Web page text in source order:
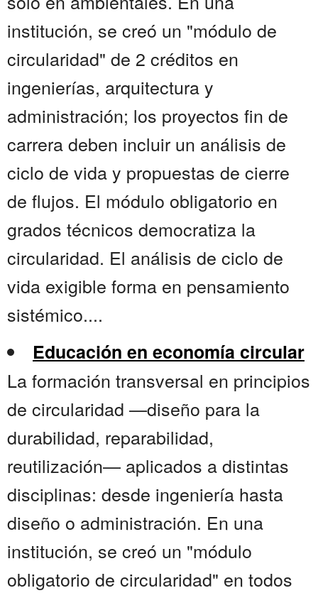
institución, se creó un "módulo de
circularidad" de 2 créditos en
ingenierías, arquitectura y
administración; los proyectos fin de
carrera deben incluir un análisis de
ciclo de vida y propuestas de cierre
de flujos. El módulo obligatorio en
grados técnicos democratiza la
circularidad. El análisis de ciclo de
vida exigible forma en pensamiento
sistémico....
Educación en economía circular
La formación transversal en principios
de circularidad —diseño para la
durabilidad, reparabilidad,
reutilización— aplicados a distintas
disciplinas: desde ingeniería hasta
diseño o administración. En una
institución, se creó un "módulo
obligatorio de circularidad" en todos